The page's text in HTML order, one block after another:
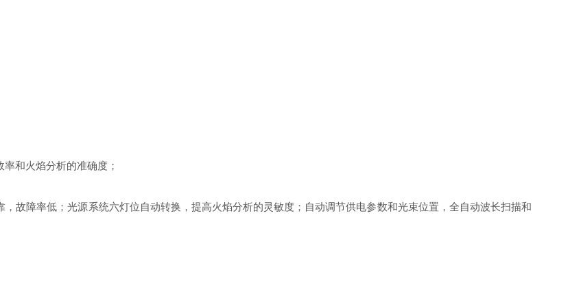
和火焰分析的准确度；
障率低；光源系统六灯位自动转换，提高火焰分析的灵敏度；自动调节供电参数和光束位置，全自动波长扫描和